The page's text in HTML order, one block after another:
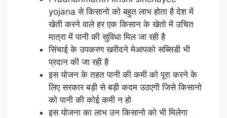
yojana से किसानो को बहुत लाभ होता है देश में
खेती करने वाले हर एक किसान के खेतो में उचित
मात्रा में पानी की सुविधा मिल जा रही है
सिंचाई के उपकरण खरीदने मेआपको सब्सिडी भी
प्रदान की जा रही है
इस योजन के तहत पानी की कमी को पूरा करने के
लिए सरकार बड़ी से बड़ी कदम उठएगी जिसे किसानो
को पानी की कोई कमी न हो
इस योजना का लाभ उन किसानो को भी मिलेगा